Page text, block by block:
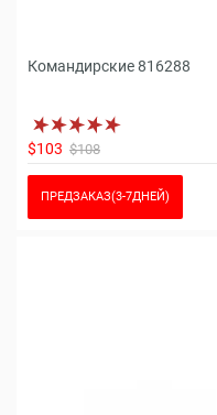
Командирские 816288
$103 $108
ПРЕДЗАКАЗ(3-7ДНЕЙ)